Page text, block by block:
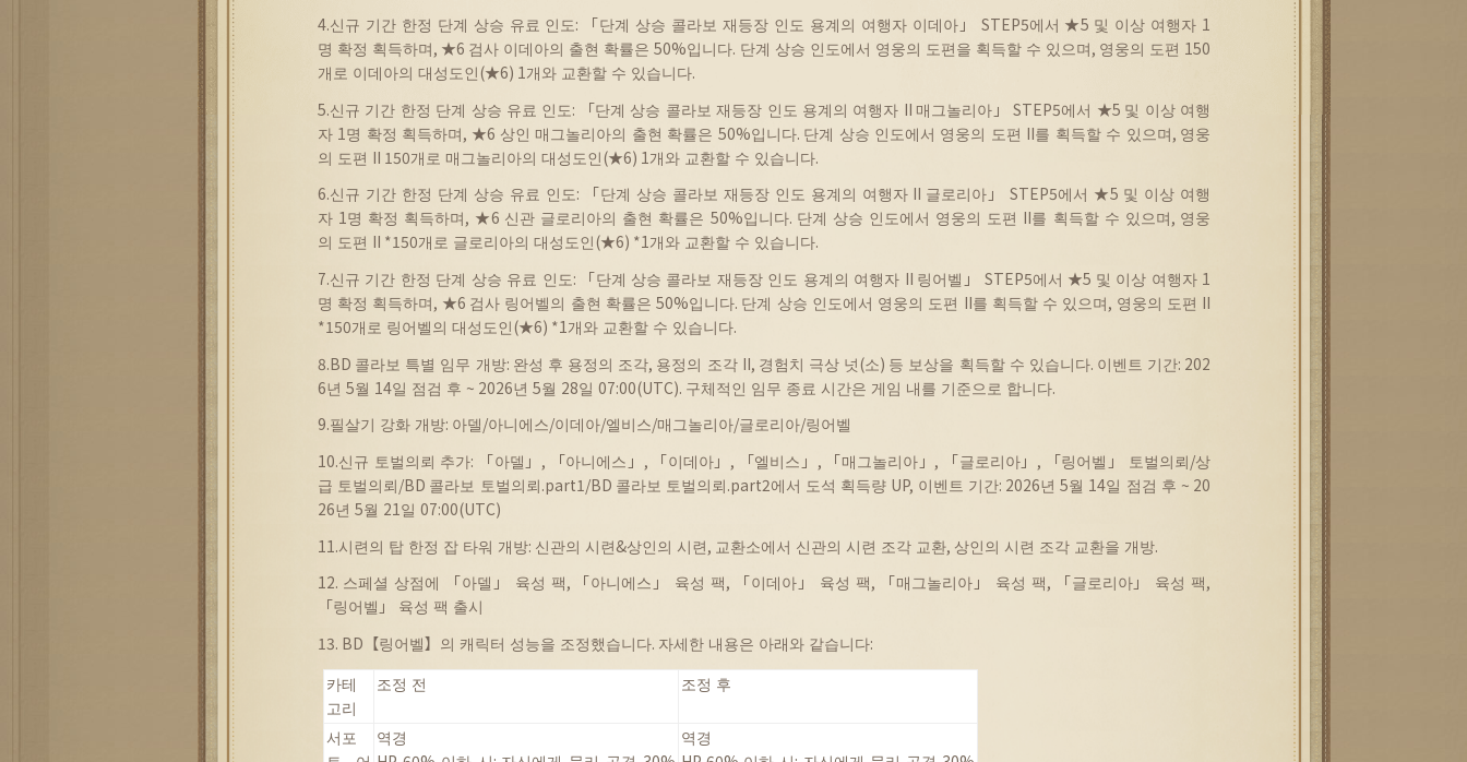
4.신규 기간 한정 단계 상승 유료 인도: 「단계 상승 콜라보 재등장 인도 용계의 여행자 이데아」 STEP5에서 ★5 및 이상 여행자 1
명 확정 획득하며, ★6 검사 이데아의 출현 확률은 50%입니다. 단계 상승 인도에서 영웅의 도편을 획득할 수 있으며, 영웅의 도편 150
개로 이데아의 대성도인(★6) 1개와 교환할 수 있습니다.
5.신규 기간 한정 단계 상승 유료 인도: 「단계 상승 콜라보 재등장 인도 용계의 여행자 II 매그놀리아 」 STEP5에서 ★5 및 이상 여행
자 1 명 확정 획득하며, ★6 상인 매그놀리아의 출현 확률은 50%입니다. 단계 상승 인도에서 영웅의 도편 II를 획득할 수 있으며, 영웅
의 도편 II 150개로 매그놀리아의 대성도인(★6) 1 개와 교환할 수 있습니다.
6.신규 기간 한정 단계 상승 유료 인도: 「단계 상승 콜라보 재등장 인도 용계의 여행자 II 글로리아 」 STEP5에서 ★5 및 이상 여행
자 1명 확정 획득하며, ★6 신관 글로리아의 출현 확률은 50%입니다. 단계 상승 인도에서 영웅의 도편 II를 획득할 수 있으며, 영웅
의 도편 II *150개로 글로리아의 대성도인(★6) *1개와 교환할 수 있습니다.
7.신규 기간 한정 단계 상승 유료 인도: 「단계 상승 콜라보 재등장 인도 용계의 여행자 II 링어벨 」 STEP5에서 ★5 및 이상 여행자 1
명 확정 획득하며, ★6 검사 링어벨의 출현 확률은 50%입니다. 단계 상승 인도에서 영웅의 도편 II를 획득할 수 있으며, 영웅의 도편 II
*150개로 링어벨의 대성도인(★6) *1개와 교환할 수 있습니다.
8.BD 콜라보 특별 임무 개방: 완성 후 용정의 조각, 용정의 조각 II, 경험치 극상 넛(소) 등 보상을 획득할 수 있습니다. 이벤트 기간: 202
6년 5월 14일 점검 후 ~ 2026년 5월 28일 07:00(UTC). 구체적인 임무 종료 시간은 게임 내를 기준으로 합니다.
9.필살기 강화 개방: 아델/아니에스/이데아/엘비스/매그놀리아/글로리아/링어벨
10.신규 토벌의뢰 추가: 「아델 」 , 「아니에스 」 , 「이데아」 , 「엘비스 」 , 「매그놀리아 」 , 「글로리아」 , 「링어벨 」 토벌의뢰/상
급 토벌의뢰/BD 콜라보 토벌의뢰.part1/BD 콜라보 토벌의뢰.part2에서 도석 획득량 UP, 이벤트 기간: 2026년 5월 14일 점검 후 ~ 20
26년 5월 21일 07:00(UTC)
11.시련의 탑 한정 잡 타워 개방: 신관의 시련&상인의 시련, 교환소에서 신관의 시련 조각 교환, 상인의 시련 조각 교환을 개방.
12. 스페셜 상점에 「아델 」 육성 팩, 「아니에스 」 육성 팩, 「이데아 」 육성 팩, 「매그놀리아」 육성 팩, 「글로리아」 육성 팩,
「링어벨 」 육성 팩 출시
13. BD【링어벨】 의 캐릭터 성능을 조정했습니다. 자세한 내용은 아래와 같습니다:
카테
고리
조정 전 조정 후
서포
역경
역경